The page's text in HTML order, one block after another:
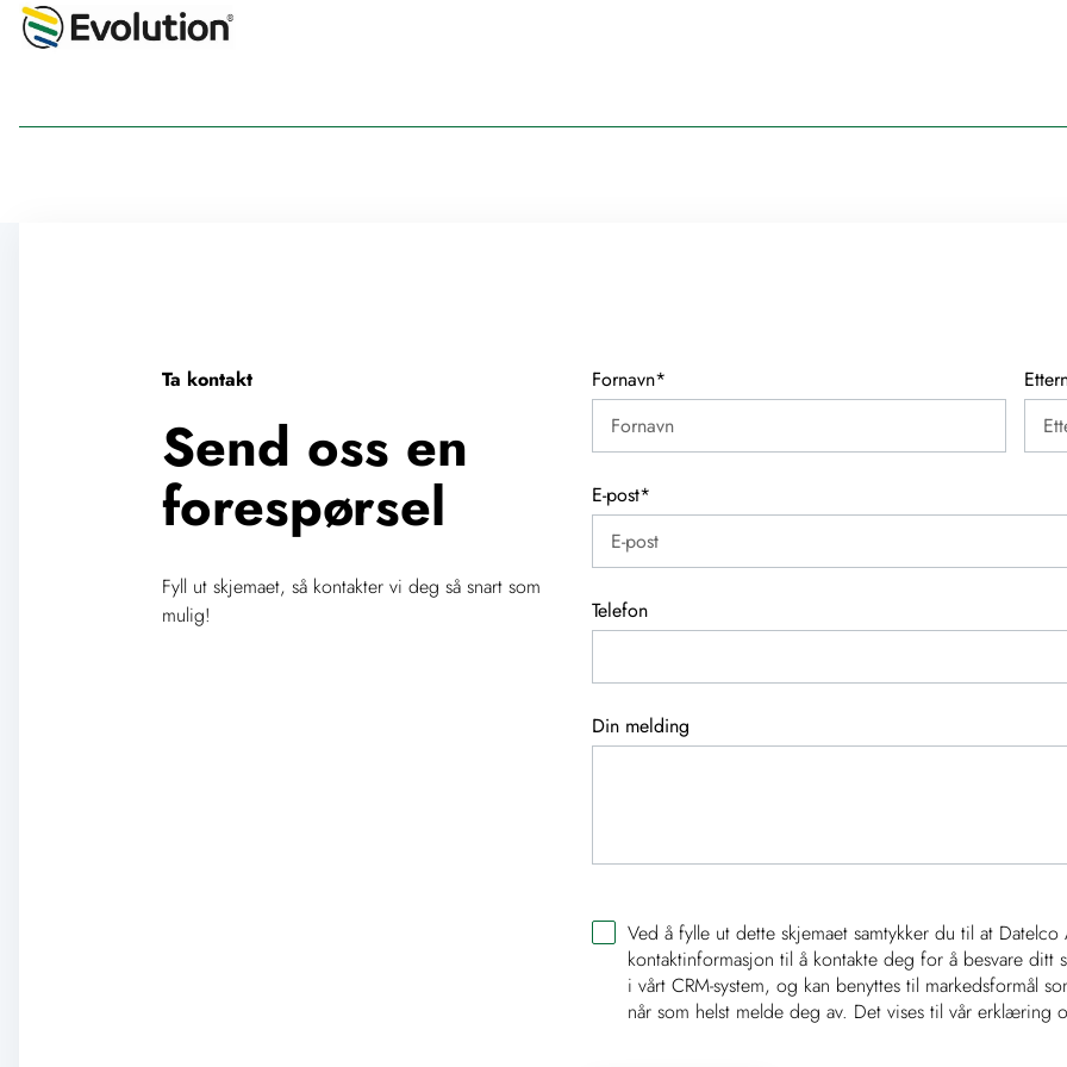
Ta kontakt
Send oss en
forespørsel
Fyll ut skjemaet, så kontakter vi deg så snart som
mulig!
Fornavn*
E-post*
Telefon
Din melding
Ved å fylle ut dette skjemaet samtykker du til at
kontaktinformasjon til å kontakte deg for å besvare
i vårt CRM-system, og kan benyttes til markedsformål
når som helst melde deg av. Det vises til vår erklæring